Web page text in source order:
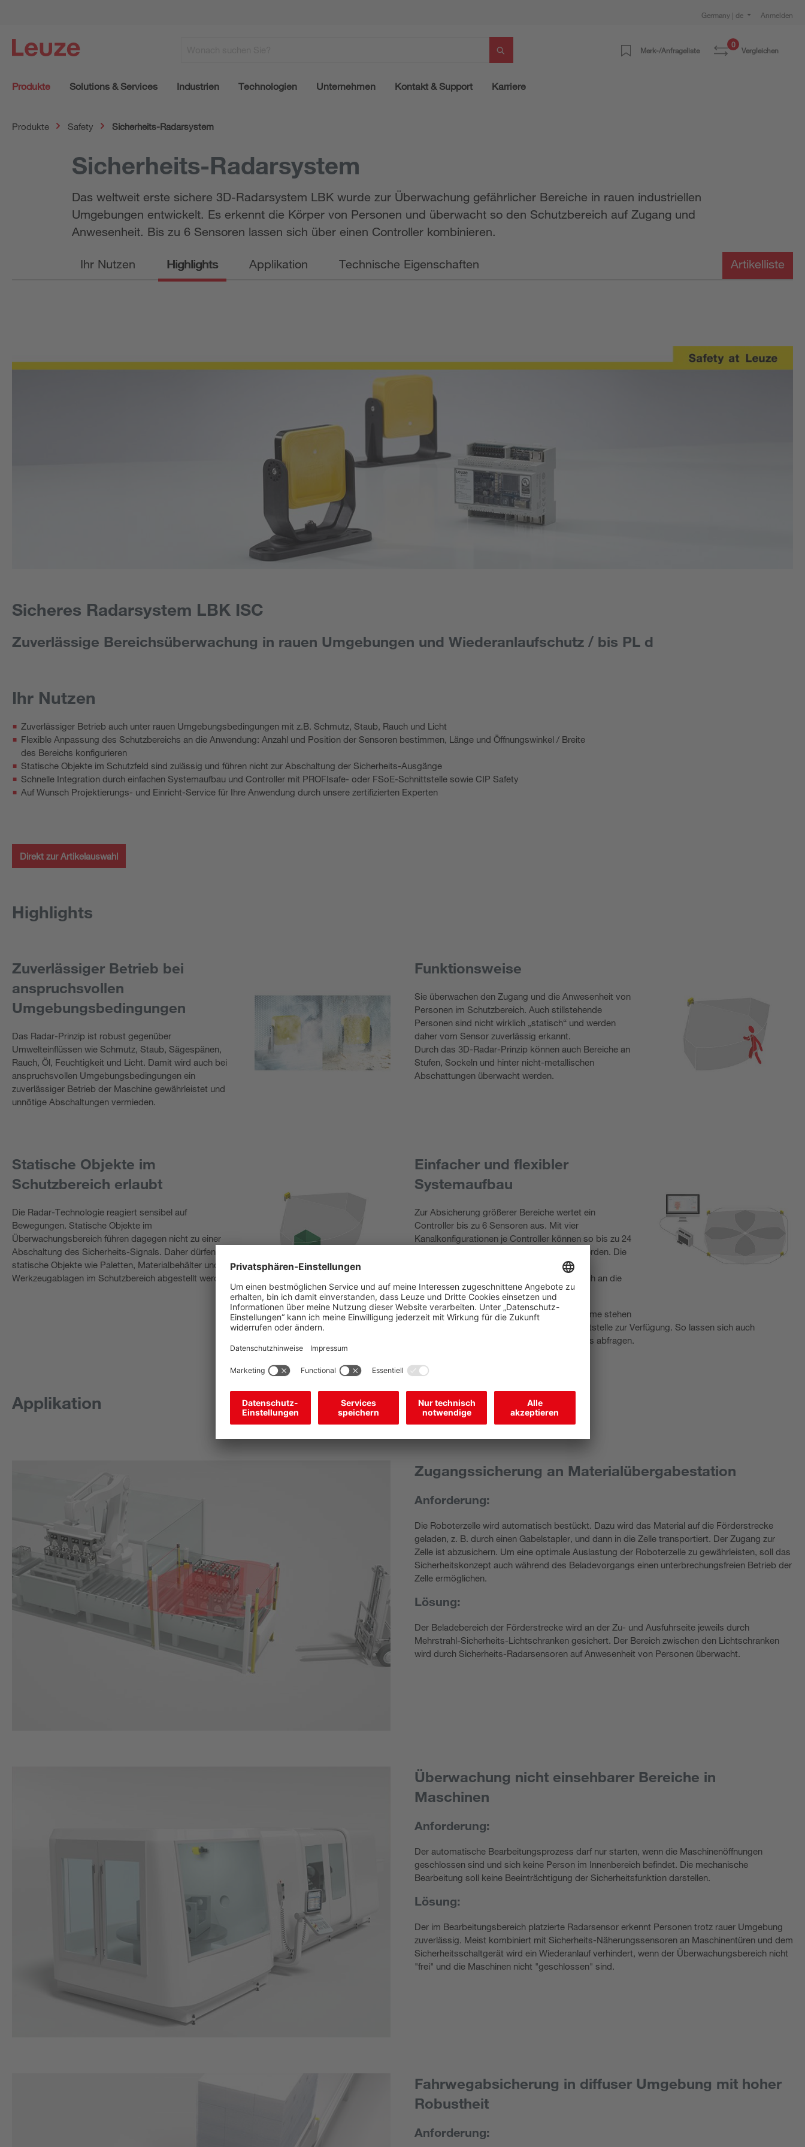
Germany | de Anmelden
Merk-/Anfrageliste
0
Vergleichen
Produkte Solutions & Services Industrien Technologien Unternehmen Kontakt & Support Karriere
Produkte Safety Sicherheits-Radarsystem
Sicherheits-Radarsystem
Das weltweit erste sichere 3D-Radarsystem LBK wurde zur Überwachung gefährlicher Bereiche in rauen industriellen
Umgebungen entwickelt. Es erkennt die Körper von Personen und überwacht so den Schutzbereich auf Zugang und
Anwesenheit. Bis zu 6 Sensoren lassen sich über einen Controller kombinieren.
Ihr Nutzen Highlights Applikation Technische Eigenschaften Artikelliste
Sicheres Radarsystem LBK ISC
Zuverlässige Bereichsüberwachung in rauen Umgebungen und Wiederanlaufschutz / bis PL d
Ihr Nutzen
Zuverlässiger Betrieb auch unter rauen Umgebungsbedingungen mit z.B. Schmutz, Staub, Rauch und Licht
Flexible Anpassung des Schutzbereichs an die Anwendung: Anzahl und Position der Sensoren bestimmen, Länge und Öffnungswinkel / Breite
des Bereichs konfigurieren
Statische Objekte im Schutzfeld sind zulässig und führen nicht zur Abschaltung der Sicherheits-Ausgänge
Schnelle Integration durch einfachen Systemaufbau und Controller mit PROFIsafe- oder FSoE-Schnittstelle sowie CIP Safety
Auf Wunsch Projektierungs- und Einricht-Service für Ihre Anwendung durch unsere zertifizierten Experten
Direkt zur Artikelauswahl
Highlights
Zuverlässiger Betrieb bei
anspruchsvollen
Umgebungsbedingungen
Das Radar-Prinzip ist robust gegenüber
Umwelteinflüssen wie Schmutz, Staub, Sägespänen,
Rauch, Öl, Feuchtigkeit und Licht. Damit wird auch bei
anspruchsvollen Umgebungsbedingungen ein
zuverlässiger Betrieb der Maschine gewährleistet und
unnötige Abschaltungen vermieden.
Funktionsweise
Sie überwachen den Zugang und die Anwesenheit von
Personen im Schutzbereich. Auch stillstehende
Personen sind nicht wirklich „statisch“ und werden
daher vom Sensor zuverlässig erkannt.
Durch das 3D-Radar-Prinzip können auch Bereiche an
Stufen, Sockeln und hinter nicht-metallischen
Abschattungen überwacht werden.
Statische Objekte im
Schutzbereich erlaubt
Die Radar-Technologie reagiert sensibel auf
Bewegungen. Statische Objekte im
Überwachungsbereich führen dagegen nicht zu einer
Abschaltung des Sicherheits-Signals. Daher dürfen
statische Objekte wie Paletten, Materialbehälter und
Werkzeugablagen im Schutzbereich abgestellt werden.
Einfacher und flexibler
Systemaufbau
Zur Absicherung größerer Bereiche wertet ein
Controller bis zu 6 Sensoren aus. Mit vier
Kanalkonfigurationen je Controller können so bis zu 24
Sensoren in einer Anwendung eingesetzt werden. Die
Systemparameter lassen sich mit der
Konfigurationssoftware LBK Designer einfach an die
Anwendung anpassen.
Für die Integration in sichere Feldbus-Systeme stehen
Controller mit PROFIsafe- und FSoE-Schnittstelle zur Verfügung. So lassen sich auch
detaillierte Statusinformationen des Systems abfragen.
Applikation
Zugangssicherung an Materialübergabestation
Anforderung:
Die Roboterzelle wird automatisch bestückt. Dazu wird das Material auf die Förderstrecke
geladen, z. B. durch einen Gabelstapler, und dann in die Zelle transportiert. Der Zugang zur
Zelle ist abzusichern. Um eine optimale Auslastung der Roboterzelle zu gewährleisten, soll das
Sicherheitskonzept auch während des Beladevorgangs einen unterbrechungsfreien Betrieb der
Zelle ermöglichen.
Lösung:
Der Beladebereich der Förderstrecke wird an der Zu- und Ausfuhrseite jeweils durch
Mehrstrahl-Sicherheits-Lichtschranken gesichert. Der Bereich zwischen den Lichtschranken
wird durch Sicherheits-Radarsensoren auf Anwesenheit von Personen überwacht.
Überwachung nicht einsehbarer Bereiche in
Maschinen
Anforderung:
Der automatische Bearbeitungsprozess darf nur starten, wenn die Maschinenöffnungen
geschlossen sind und sich keine Person im Innenbereich befindet. Die mechanische
Bearbeitung soll keine Beeinträchtigung der Sicherheitsfunktion darstellen.
Lösung:
Der im Bearbeitungsbereich platzierte Radarsensor erkennt Personen trotz rauer Umgebung
zuverlässig. Meist kombiniert mit Sicherheits-Näherungssensoren an Maschinentüren und dem
Sicherheitsschaltgerät wird ein Wiederanlauf verhindert, wenn der Überwachungsbereich nicht
"frei" und die Maschinen nicht "geschlossen" sind.
Fahrwegabsicherung in diffuser Umgebung mit hoher
Robustheit
Anforderung: